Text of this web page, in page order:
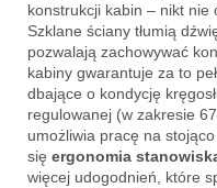
konstrukcji kabin – nikt nie
Szklane ściany tłumią
pozwalają zachowywać
kabiny gwarantuje za to
dbające o kondycję
regulowanej (w zakresie
umożliwia pracę na
się ergonomia
więcej udogodnień, które